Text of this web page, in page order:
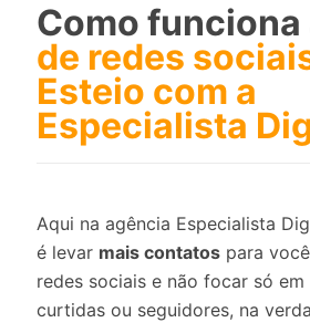
Como funciona
de redes
Esteio com a
Especialista
Aqui na agência Especialista
é levar mais contatos para
redes sociais e não focar só
curtidas ou seguidores, na